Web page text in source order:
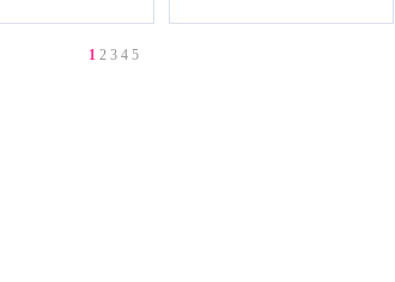
1 2 3 4 5